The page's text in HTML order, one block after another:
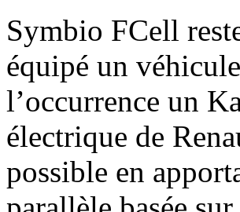
Symbio FCell
équipé un
l’occurrence un
électrique de
possible en